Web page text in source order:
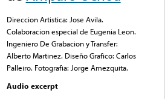
Direccion Artistica: Jose Avila.
Colaboracion especial de Eugenia Leon.
Ingeniero De Grabacion y Transfer:
Alberto Martinez. Diseño Grafico: Carlos
Palleiro. Fotografia: Jorge Amezquita.
Audio excerpt